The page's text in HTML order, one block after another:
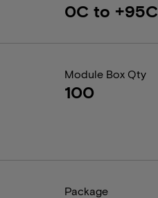
0C to +95C
Module Box Qty
100
Package